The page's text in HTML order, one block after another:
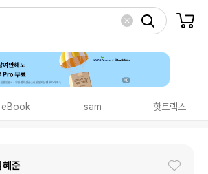
eBook sam 핫트랙스
혜준